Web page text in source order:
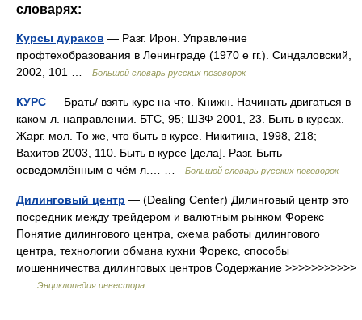
словарях:
Курсы дураков — Разг. Ирон. Управление
профтехобразования в Ленинграде (1970 е гг.). Синдаловский,
2002, 101 …
Большой словарь русских поговорок
КУРС — Брать/ взять курс на что. Книжн. Начинать двигаться в
каком л. направлении. БТС, 95; ШЗФ 2001, 23. Быть в курсах.
Жарг. мол. То же, что быть в курсе. Никитина, 1998, 218;
Вахитов 2003, 110. Быть в курсе [дела]. Разг. Быть
осведомлённым о чём л.… …
Большой словарь русских поговорок
Дилинговый центр — (Dealing Center) Дилинговый центр это
посредник между трейдером и валютным рынком Форекс
Понятие дилингового центра, схема работы дилингового
центра, технологии обмана кухни Форекс, способы
мошенничества дилинговых центров Содержание >>>>>>>>>>>
Энциклопедия инвестора